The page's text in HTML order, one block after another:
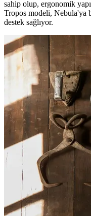
sahip olup, ergonomik
Tropos modeli, Nebula'ya
destek sağlıyor.